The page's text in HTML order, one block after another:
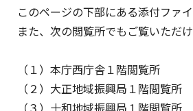
このページの下部にある添付ファイ
また、次の閲覧所でもご覧いただけ
（１）本庁西庁舎１階閲覧所
（２）大正地域振興局１階閲覧所
（３）十和地域振興局１階閲覧所